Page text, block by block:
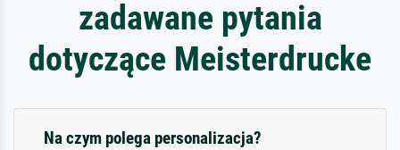
zadawane pytania
dotyczące Meisterdrucke
Na czym polega personalizacja?